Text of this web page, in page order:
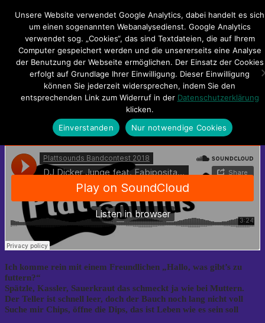
Impressum Datenschutzerklärung
Teilnahmebedingungen
Sitemap
Kontakt
DJ Dicker Junge feat. Fabipositas –
Ich komme rein mit einem Freundlichen „Hallo, was gibt’s zu
futtern?“
Spätzle, Kassler, Sauerkraut das schmeckt ja wie bei Muttern.
Der Teller ist schnell leer, doch der Bauch noch lang nicht voll
Suche mir Chips, öffne die Dips, das ist Leben wie es sein soll
Hauptmenü
Unsere Website verwendet Google Analytics, dabei handelt es sich
um einen sogenannten Webanalysedienst. Google Analytics
verwendet sog. „Cookies“, das sind Textdateien, die auf Ihrem
Computer gespeichert werden und die unsererseits eine Analyse
der Benutzung der Webseite ermöglichen. Der Einsatz der Cookies
erfolgt auf Grundlage Ihrer Einwilligung. Dieser Einwilligung
können Sie jederzeit widersprechen, indem Sie den
entsprechenden Link zum Widerruf in der Datenschutzerklärung
klicken.
Einverstanden
Nur notwendige Cookies